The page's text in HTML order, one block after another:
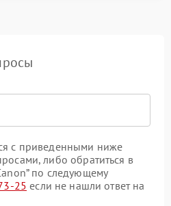
с приведенными ниже
либо обратиться в
по следующему
25 если не нашли ответ на